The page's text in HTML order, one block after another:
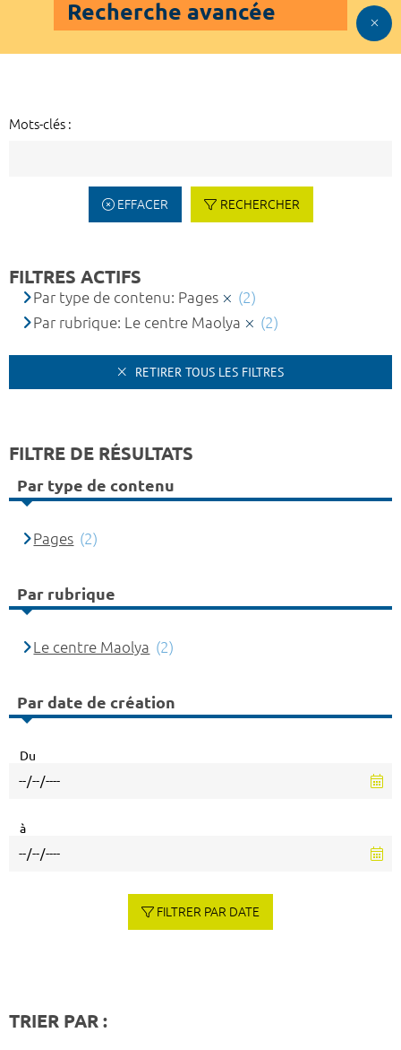
Recherche avancée
Mots-clés :
EFFACER RECHERCHER
FILTRES ACTIFS
Par type de contenu: Pages
(2)
Par rubrique: Le centre Maolya
(2)
RETIRER TOUS LES FILTRES
FILTRE DE RÉSULTATS
Par type de contenu
Pages (2)
Par rubrique
Le centre Maolya (2)
Par date de création
Du
à
FILTRER PAR DATE
TRIER PAR :